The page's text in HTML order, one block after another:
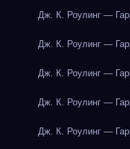
Дж. К. Роулинг —
Дж. К. Роулинг —
Дж. К. Роулинг —
Дж. К. Роулинг —
Дж. К. Роулинг —